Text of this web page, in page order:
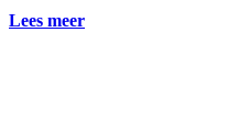
Lees meer